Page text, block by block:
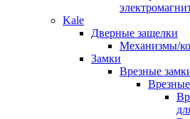
Kale
Дверные защелки
Механизмы/
Замки
Врезные